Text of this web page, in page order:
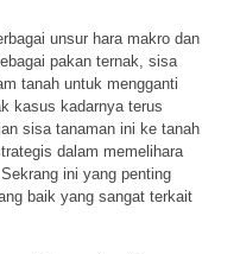
unsur hara makro dan
pakan ternak, sisa
tanah untuk mengganti
kasus kadarnya terus
sisa tanaman ini ke tanah
dalam memelihara
ini yang penting
baik yang sangat terkait